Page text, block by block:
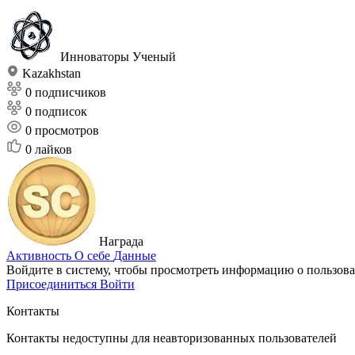
Инноваторы Ученый
Kazakhstan
0 подписчиков
0 подписок
0 просмотров
0 лайков
Награда
Активность О себе Данные
Войдите в систему, чтобы просмотреть информацию о
Присоединиться Войти
Контакты
Контакты недоступны для неавторизованных пользователей